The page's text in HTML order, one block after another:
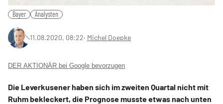
Bayer Analysten
11.08.2020, 08:22‧ Michel Doepke
DER AKTIONÄR bei Google bevorzugen
Die Leverkusener haben sich im zweiten Quartal nicht mit
Ruhm bekleckert, die Prognose musste etwas nach unten